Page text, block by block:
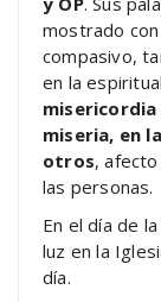
mostrado
compasivo,
en la
miseria, en
otros,
las personas.
En el día de
luz en la
día.